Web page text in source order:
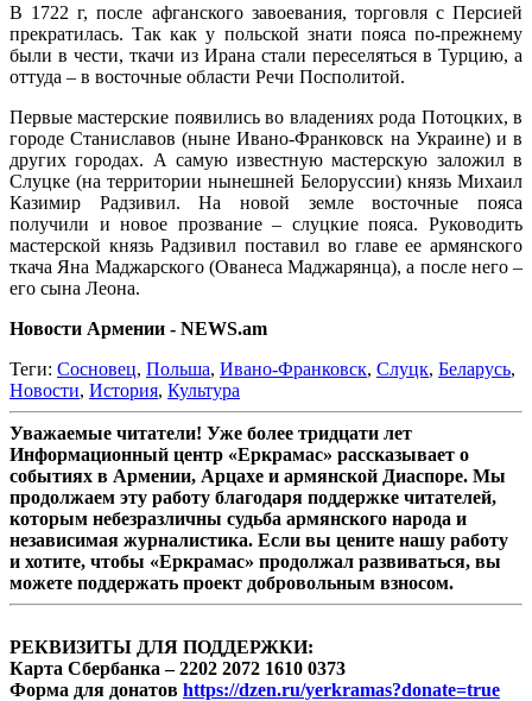
В 1722 г, после афганского завоевания, торговля с Персией
прекратилась. Так как у польской знати пояса по-прежнему
были в чести, ткачи из Ирана стали переселяться в Турцию, а
оттуда – в восточные области Речи Посполитой.
Первые мастерские появились во владениях рода Потоцких, в
городе Станиславов (ныне Ивано-Франковск на Украине) и в
других городах. А самую известную мастерскую заложил в
Слуцке (на территории нынешней Белоруссии) князь Михаил
Казимир Радзивил. На новой земле восточные пояса
получили и новое прозвание – слуцкие пояса. Руководить
мастерской князь Радзивил поставил во главе ее армянского
ткача Яна Маджарского (Ованеса Маджарянца), а после него –
его сына Леона.
Новости Армении - NEWS.am
Теги: Сосновец, Польша, Ивано-Франковск, Слуцк, Беларусь,
Новости, История, Культура
Уважаемые читатели! Уже более тридцати лет
Информационный центр «Еркрамас» рассказывает о
событиях в Армении, Арцахе и армянской Диаспоре. Мы
продолжаем эту работу благодаря поддержке читателей,
которым небезразличны судьба армянского народа и
независимая журналистика. Если вы цените нашу работу
и хотите, чтобы «Еркрамас» продолжал развиваться, вы
можете поддержать проект добровольным взносом.
РЕКВИЗИТЫ ДЛЯ ПОДДЕРЖКИ:
Карта Сбербанка – 2202 2072 1610 0373
Форма для донатов https://dzen.ru/yerkramas?donate=true